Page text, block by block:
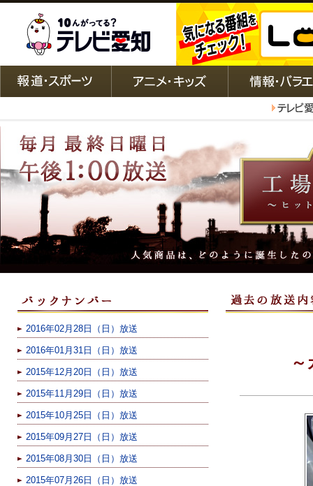
2016年02月28日（日）放送
2016年01月31日（日）放送
2015年12月20日（日）放送
2015年11月29日（日）放送
2015年10月25日（日）放送
2015年09月27日（日）放送
2015年08月30日（日）放送
2015年07月26日（日）放送